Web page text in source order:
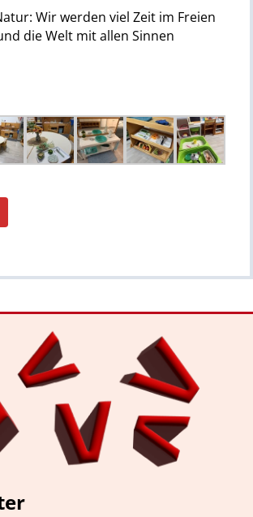
Wir werden viel Zeit im Freien
die Welt mit allen Sinnen